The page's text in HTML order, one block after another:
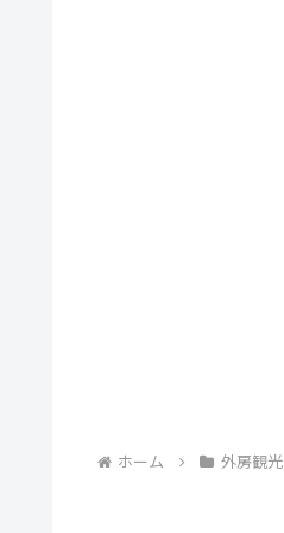
ホーム 外房観光